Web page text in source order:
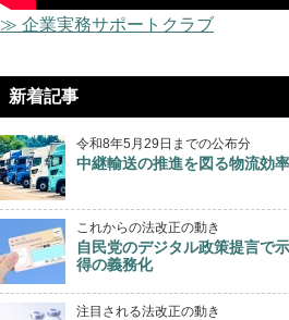
≫ 企業実務サポートクラブ
新着記事
令和8年5月29日までの公布分
中継輸送の推進を図る物流効
これからの法改正の動き
自民党のデジタル政策提言で
得の義務化
注目される法改正の動き